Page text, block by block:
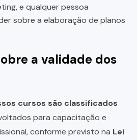
e qualquer pessoa
sobre a elaboração de planos
a validade dos
cursos são classificados
para capacitação e
conforme previsto na Lei